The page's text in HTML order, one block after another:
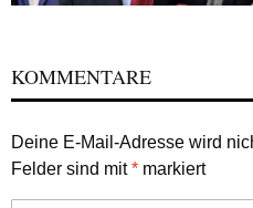
KOMMENTARE
Deine E-Mail-Adresse wird
Felder sind mit* markiert